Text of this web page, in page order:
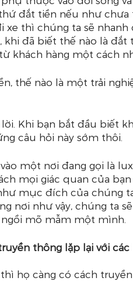
đắt tiền nếu như
xe thì chúng ta sẽ
đã biết thế nào là đắt
khách hàng một cách
thế nào là một trải
Khi bạn bắt đầu biết
câu hỏi này sớm thôi.
một nơi đang gọi là
mọi giác quan của
mục đích của chúng
nơi như vậy, chúng ta
mõ mẫm một mình.
thông lặp lại với
họ càng có cách